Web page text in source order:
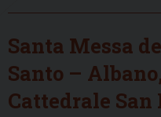
Santa Messa
Santo –
Cattedrale San